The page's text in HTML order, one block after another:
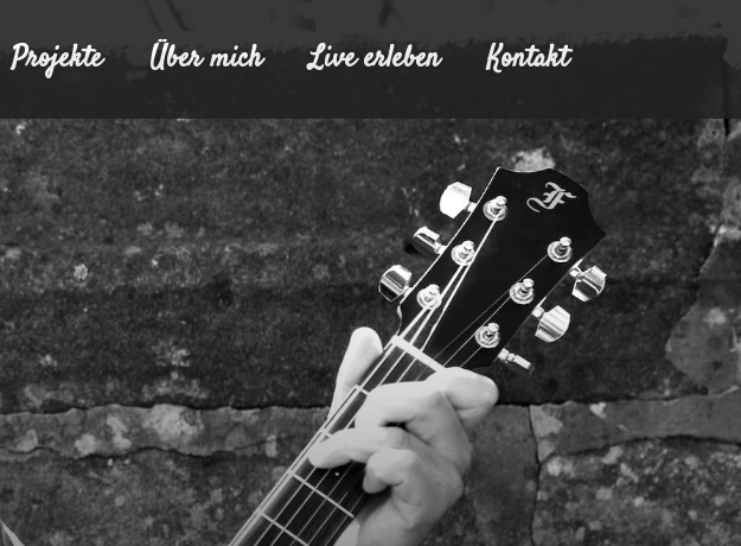
Projekte Über mich Live erleben Kontakt